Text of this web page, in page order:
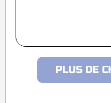
PLUS DE